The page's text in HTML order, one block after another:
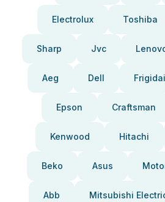
Electrolux Toshiba
Sharp Jvc
Aeg Dell
Epson Craftsman
Kenwood Hitachi
Beko Asus
Abb Mitsubishi